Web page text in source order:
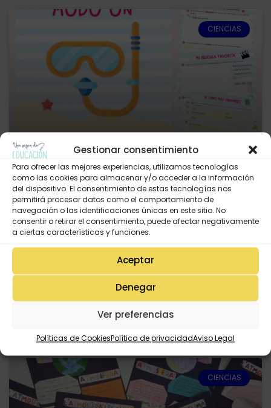
Gestionar consentimiento
Para ofrecer las mejores experiencias, utilizamos tecnologías
como las cookies para almacenar y/o acceder a la información
del dispositivo. El consentimiento de estas tecnologías nos
permitirá procesar datos como el comportamiento de
navegación o las identificaciones únicas en este sitio. No
consentir o retirar el consentimiento, puede afectar negativamente
a ciertas características y funciones.
Aceptar
Denegar
Ver preferencias
Políticas de CookiesPolítica de privacidadAviso Legal
CIENCIAS
CUADERNO DE VACACIONES
El verano ya está aquí y aunque tod@s nos
merecemos disfrutar de unas bien merecidas
vacaciones os hemos preparado un cuaderno
fresquito y entretenido para que vuestr@s
alumn@s disfruten y no se desconecte por
completo durante los
3 comentarios
CIENCIAS